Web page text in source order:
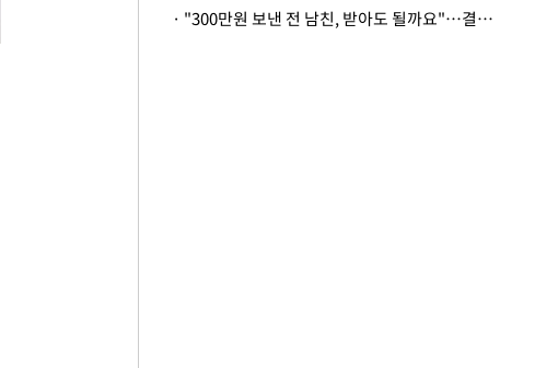
· "300만원 보낸 전 남친, 받아도 될까요"…결혼 앞둔 예비신부의 뜻밖 고충